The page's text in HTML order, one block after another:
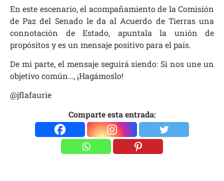
En este escenario, el acompañamiento de la Comisión
de Paz del Senado le da al Acuerdo de Tierras una
connotación de Estado, apuntala la unión de
propósitos y es un mensaje positivo para el país.
De mi parte, el mensaje seguirá siendo: Si nos une un
objetivo común…, ¡Hagámoslo!
@jflafaurie
Comparte esta entrada: